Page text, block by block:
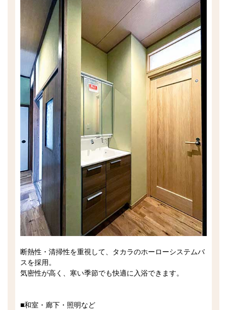
断熱性・清掃性を重視して、タカラのホーローシステムバ
スを採用。
気密性が高く、寒い季節でも快適に入浴できます。
■和室・廊下・照明など